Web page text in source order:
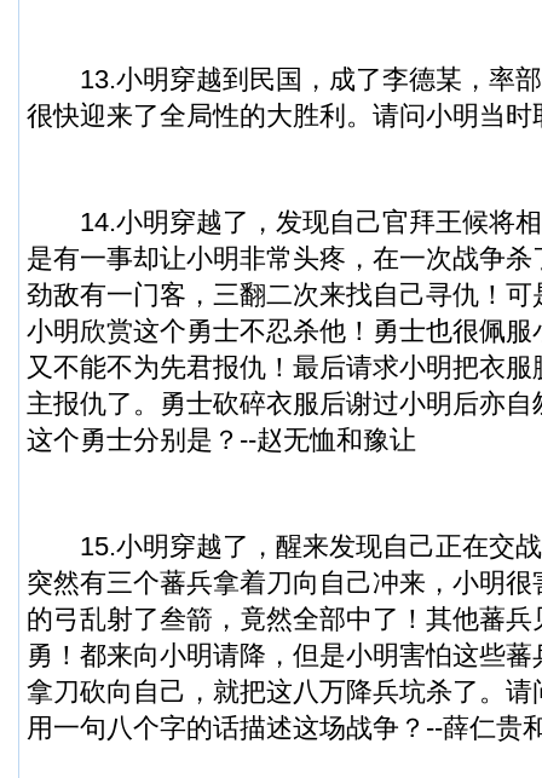
13.小明穿越到民国，成了李德某，率部
很快迎来了全局性的大胜利。请问小明当时
14.小明穿越了，发现自己官拜王候将相
是有一事却让小明非常头疼，在一次战争
劲敌有一门客，三翻二次来找自己寻仇！
小明欣赏这个勇士不忍杀他！勇士也很佩
又不能不为先君报仇！最后请求小明把衣
主报仇了。勇士砍碎衣服后谢过小明后亦
这个勇士分别是？--赵无恤和豫让
15.小明穿越了，醒来发现自己正在交战
突然有三个蕃兵拿着刀向自己冲来，小明
的弓乱射了叁箭，竟然全部中了！其他蕃
勇！都来向小明请降，但是小明害怕这些
拿刀砍向自己，就把这八万降兵坑杀了。
用一句八个字的话描述这场战争？--薛仁贵